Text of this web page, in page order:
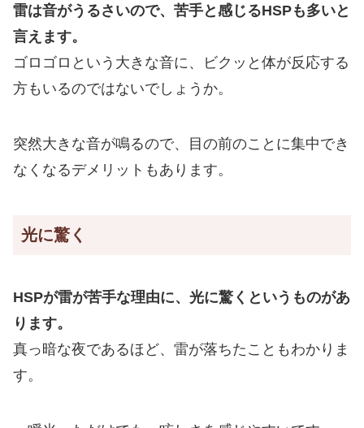
雷は音がうるさいので、苦手と感じるHSPも多いと
言えます。
ゴロゴロという大きな音に、ビクッと体が反応する
方もいるのではないでしょうか。
突然大きな音が鳴るので、目の前のことに集中でき
なくなるデメリットもあります。
光に驚く
HSPが雷が苦手な理由に、光に驚くというものがあ
ります。
真っ暗な夜であるほど、雷が落ちたこともわかりま
す。